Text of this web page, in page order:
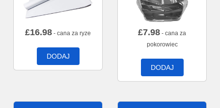
£16.98 - cana za ryze
DODAJ
£7.98 - cana za
pokorowiec
DODAJ